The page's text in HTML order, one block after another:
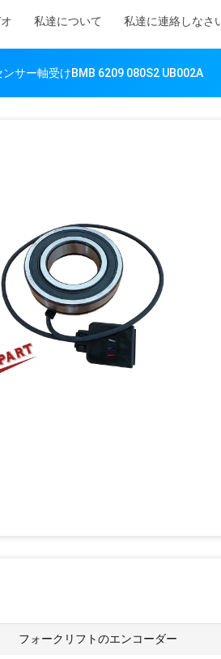
私達について 私達に連絡しなさ
サー軸受けBMB 6209 080S2 UB002A
フォークリフトのエンコーダー